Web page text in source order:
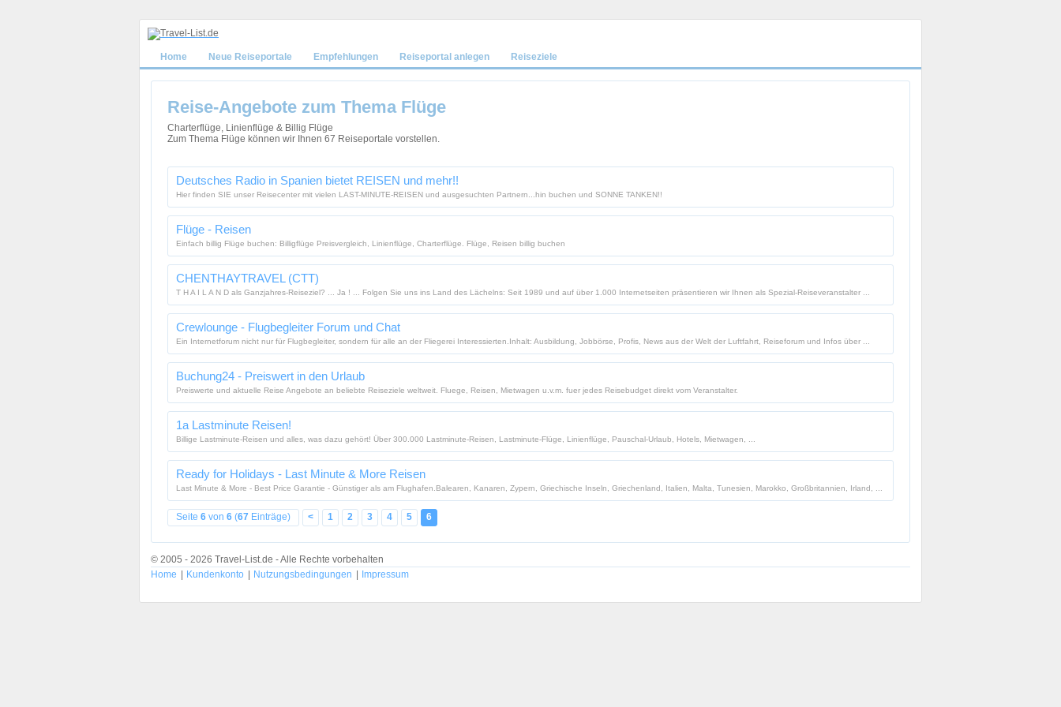
Home Neue Reiseportale Empfehlungen Reiseportal anlegen Reiseziele
Reise-Angebote zum Thema Flüge
Charterflüge, Linienflüge & Billig Flüge
Zum Thema Flüge können wir Ihnen 67 Reiseportale vorstellen.
Deutsches Radio in Spanien bietet REISEN und mehr!!
Hier finden SIE unser Reisecenter mit vielen LAST-MINUTE-REISEN und ausgesuchten Partnern...hin buchen und SONNE TANKEN!!
Flüge - Reisen
Einfach billig Flüge buchen: Billigflüge Preisvergleich, Linienflüge, Charterflüge. Flüge, Reisen billig buchen
CHENTHAYTRAVEL (CTT)
T H A I L A N D als Ganzjahres-Reiseziel? ... Ja ! ... Folgen Sie uns ins Land des Lächelns: Seit 1989 und auf über 1.000 Internetseiten präsentieren wir Ihnen als Spezial-Reiseveranstalter ...
Crewlounge - Flugbegleiter Forum und Chat
Ein Internetforum nicht nur für Flugbegleiter, sondern für alle an der Fliegerei Interessierten.Inhalt: Ausbildung, Jobbörse, Profis, News aus der Welt der Luftfahrt, Reiseforum und Infos über ...
Buchung24 - Preiswert in den Urlaub
Preiswerte und aktuelle Reise Angebote an beliebte Reiseziele weltweit. Fluege, Reisen, Mietwagen u.v.m. fuer jedes Reisebudget direkt vom Veranstalter.
1a Lastminute Reisen!
Billige Lastminute-Reisen und alles, was dazu gehört! Über 300.000 Lastminute-Reisen, Lastminute-Flüge, Linienflüge, Pauschal-Urlaub, Hotels, Mietwagen, ...
Ready for Holidays - Last Minute & More Reisen
Last Minute & More - Best Price Garantie - Günstiger als am Flughafen.Balearen, Kanaren, Zypern, Griechische Inseln, Griechenland, Italien, Malta, Tunesien, Marokko, Großbritannien, Irland, ...
Seite 6 von 6 (67 Einträge) < 1 2 3 4 5 6
© 2005 - 2026 Travel-List.de - Alle Rechte vorbehalten
Home
Kundenkonto Nutzungsbedingungen Impressum